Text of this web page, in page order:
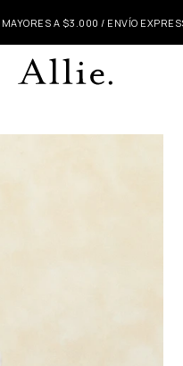
A $3.000 / ENVÍO